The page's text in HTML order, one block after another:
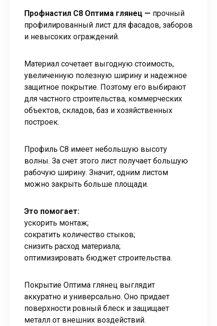
Профнастил С8 Оптима глянец — прочный
профилированный лист для фасадов, заборов
и невысоких ограждений.
Материал сочетает выгодную стоимость,
увеличенную полезную ширину и надежное
защитное покрытие. Поэтому его выбирают
для частного строительства, коммерческих
объектов, складов, баз и хозяйственных
построек.
Профиль С8 имеет небольшую высоту
волны. За счет этого лист получает большую
рабочую ширину. Значит, одним листом
можно закрыть больше площади.
Это помогает:
ускорить монтаж;
сократить количество стыков;
снизить расход материала;
оптимизировать бюджет строительства.
Покрытие Оптима глянец выглядит
аккуратно и универсально. Оно придает
поверхности ровный блеск и защищает
металл от внешних воздействий.